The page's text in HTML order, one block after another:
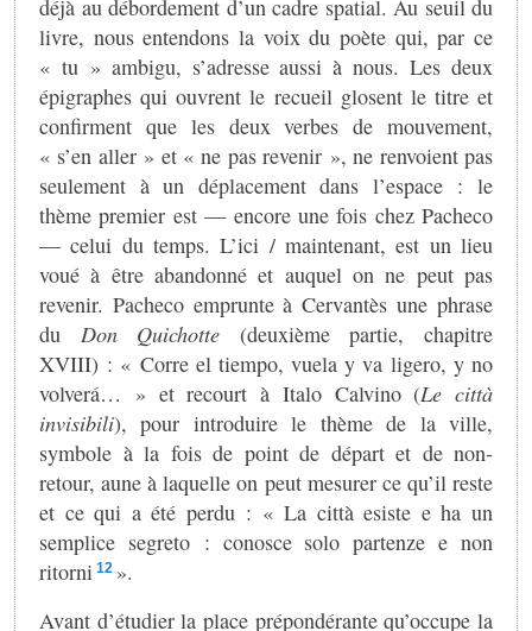
déjà au débordement d’un cadre spatial. Au seuil du
livre, nous entendons la voix du poète qui, par ce
« tu » ambigu, s’adresse aussi à nous. Les deux
épigraphes qui ouvrent le recueil glosent le titre et
confirment que les deux verbes de mouvement,
« s’en aller » et « ne pas revenir », ne renvoient pas
seulement à un déplacement dans l’espace : le
thème premier est — encore une fois chez Pacheco
— celui du temps. L’ici / maintenant, est un lieu
voué à être abandonné et auquel on ne peut pas
revenir. Pacheco emprunte à Cervantès une phrase
du Don Quichotte (deuxième partie, chapitre
XVIII) : « Corre el tiempo, vuela y va ligero, y no
volverá… » et recourt à Italo Calvino (Le città
invisibili), pour introduire le thème de la ville,
symbole à la fois de point de départ et de non-
retour, aune à laquelle on peut mesurer ce qu’il reste
et ce qui a été perdu : « La città esiste e ha un
semplice segreto : conosce solo partenze e non
ritorni 12 ».
Avant d’étudier la place prépondérante qu’occupe la